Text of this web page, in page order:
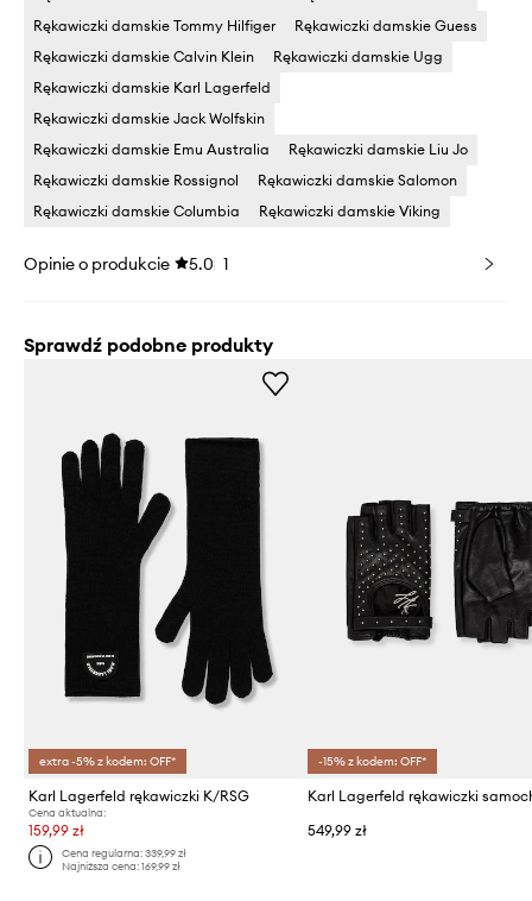
Rękawiczki damskie Tommy Hilfiger
Rękawiczki damskie Guess
Rękawiczki damskie Calvin Klein
Rękawiczki damskie Ugg
Rękawiczki damskie Karl Lagerfeld
Rękawiczki damskie Jack Wolfskin
Rękawiczki damskie Emu Australia
Rękawiczki damskie Liu Jo
Rękawiczki damskie Rossignol
Rękawiczki damskie Salomon
Rękawiczki damskie Columbia
Rękawiczki damskie Viking
Opinie o produkcie 5.0 1
Sprawdź podobne produkty
extra -5% z kodem: OFF*
Karl Lagerfeld rękawiczki K/RSG
Cena aktualna:
159,99 zł
Cena regularna:339,99 zł
Najniższa cena:169,99 zł
-15% z kodem: OFF*
549,99 zł